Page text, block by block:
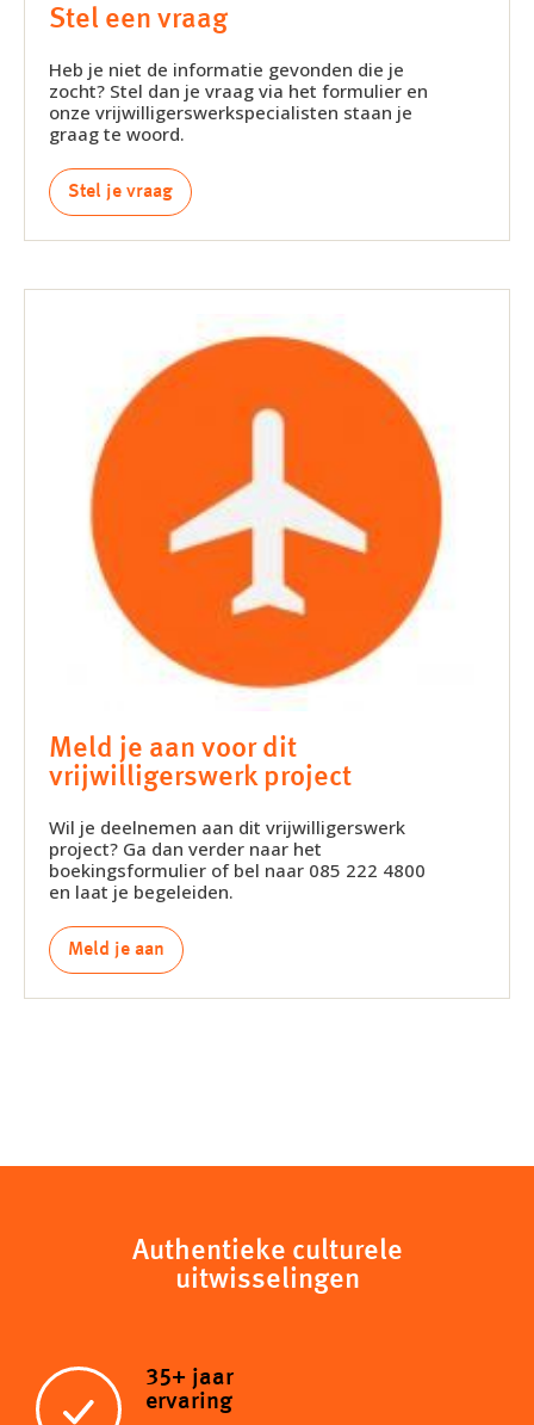
Stel een vraag
Heb je niet de informatie gevonden die je
zocht? Stel dan je vraag via het formulier en
onze vrijwilligerswerkspecialisten staan je
graag te woord.
Stel je vraag
Meld je aan voor dit
vrijwilligerswerk project
Wil je deelnemen aan dit vrijwilligerswerk
project? Ga dan verder naar het
boekingsformulier of bel naar 085 222 4800
en laat je begeleiden.
Meld je aan
Authentieke culturele
uitwisselingen
35+ jaar
ervaring